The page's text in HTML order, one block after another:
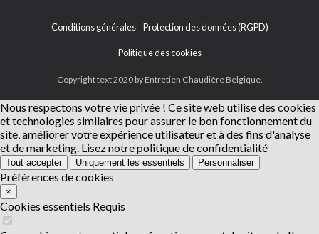
Conditions générales Protection des données (RGPD)
Politique des cookies
Copyright text 2020 by Entretien Chaudière Belgique.
Nous respectons votre vie privée ! Ce site web utilise des cookies
et technologies similaires pour assurer le bon fonctionnement du
site, améliorer votre expérience utilisateur et à des fins d'analyse
et de marketing. Lisez notre politique de confidentialité
Tout accepter Uniquement les essentiels Personnaliser
Préférences de cookies
×
Cookies essentiels Requis